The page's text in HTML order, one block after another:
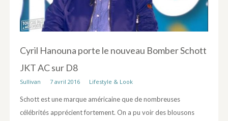
Cyril Hanouna porte le nouveau Bomber Schott
JKT AC sur D8
Sullivan 7 avril 2016 Lifestyle & Look
Schott est une marque américaine que de nombreuses
célébrités apprécient fortement. On a pu voir des blousons